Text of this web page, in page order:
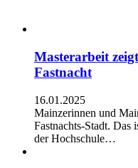
Masterarbeit
Fastnacht
16.01.2025
Mainzerinnen und
Fastnachts-Stadt. Das
der Hochschule…